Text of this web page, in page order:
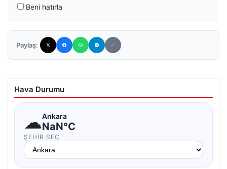
Beni hatırla
Paylaş:
Hava Durumu
☁Ankara
NaN°C
ŞEHIR SEÇ